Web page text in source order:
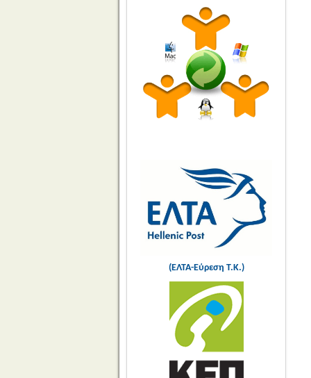
(ΕΛΤΑ-Εύρεση Τ.Κ.)